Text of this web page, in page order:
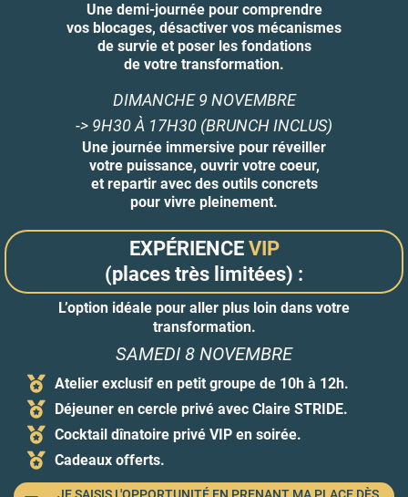
Une demi-journée pour comprendre
vos blocages, désactiver vos mécanismes
de survie et poser les fondations
de votre transformation.
DIMANCHE 9 NOVEMBRE
-> 9H30 À 17H30 (BRUNCH INCLUS)
Une journée immersive pour réveiller
votre puissance, ouvrir votre coeur,
et repartir avec des outils concrets
pour vivre pleinement.
EXPÉRIENCE VIP
(places très limitées) :
L’option idéale pour aller plus loin dans votre
transformation.
SAMEDI 8 NOVEMBRE
Atelier exclusif en petit groupe de 10h à 12h.
Déjeuner en cercle privé avec Claire STRIDE.
Cocktail dînatoire privé VIP en soirée.
Cadeaux offerts.